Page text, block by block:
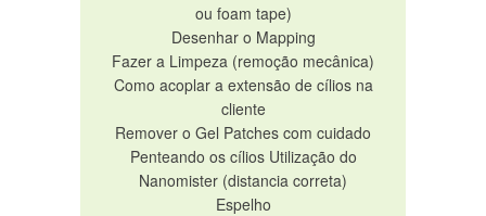
ou foam tape)
Desenhar o Mapping
Fazer a Limpeza (remoção mecânica)
Como acoplar a extensão de cílios na
cliente
Remover o Gel Patches com cuidado
Penteando os cílios Utilização do
Nanomister (distancia correta)
Espelho